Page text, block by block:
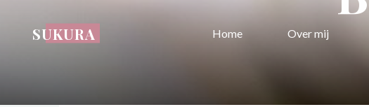
SUKURA Home Over mij